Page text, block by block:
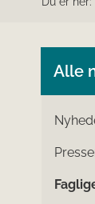
Alle